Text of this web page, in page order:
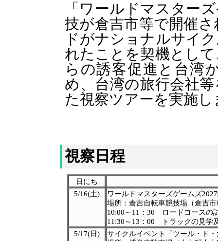
「ワールドマスター
技が倉吉市等で開催
ドがナショナルサイ
れたことを契機とし
らの誘客促進と台湾
め、台湾の旅行会社
た視察ツアーを実施し
視察日程
日にち
5/16(土)
ワールドマスターズゲームズ
場所：倉吉自転車競技場（倉吉
10:00～11：30 ロードコースの
11:30～13： 00 トラックの見学
5/17(日)
サイクルイベント「ツール・ド